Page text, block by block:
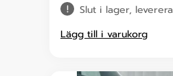
Slut i lager,
Lägg till i varukorg